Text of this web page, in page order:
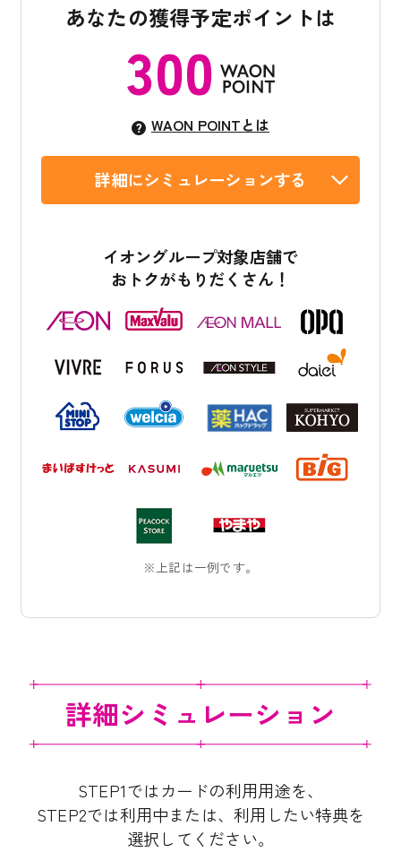
あなたの獲得予定ポイントは
300
WAON POINTとは
詳細にシミュレーションする
イオングループ対象店舗で
おトクがもりだくさん！
※上記は一例です。
詳細シミュレーション
STEP1ではカードの利用用途を、
STEP2では利用中または、利用したい特典を
選択してください。